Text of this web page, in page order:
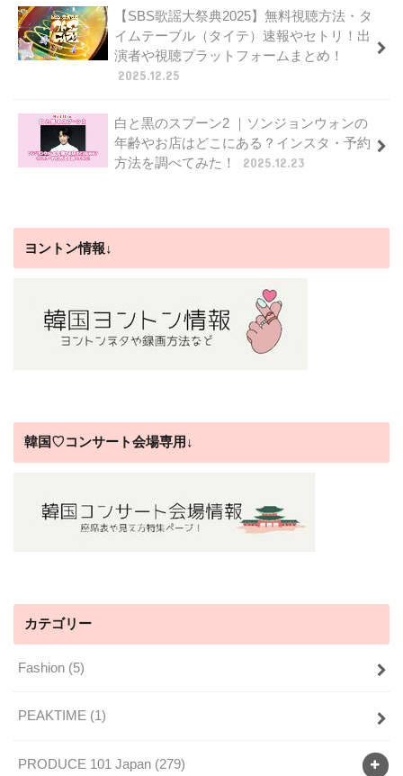
【SBS歌謡大祭典2025】無料視聴方法・タ
イムテーブル（タイテ）速報やセトリ！出
演者や視聴プラットフォームまとめ！
2025.12.25
白と黒のスプーン2 ｜ソンジョンウォンの
年齢やお店はどこにある？インスタ・予約
方法を調べてみた！
2025.12.23
ヨントン情報↓
韓国♡コンサート会場専用↓
カテゴリー
Fashion (5)
PEAKTIME (1)
PRODUCE 101 Japan (279)